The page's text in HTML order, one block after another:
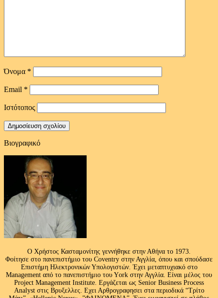
Όνομα *
Email *
Ιστότοπος
Βιογραφικό
Ο Χρήστος Κασταμονίτης γεννήθηκε στην Αθήνα το 1973.
Φοίτησε στο πανεπιστήμιο του Coventry στην Αγγλία, όπου και σπούδασε
Επιστήμη Ηλεκτρονικών Υπολογιστών. Έχει μεταπτυχιακό στο
Management από το πανεπιστήμιο του Υork στην Αγγλία. Είναι μέλος του
Project Management Institute. Εργάζεται ως Senior Business Process
Analyst στις Βρυξελλες. Εχει Αρθρογραφησει στα περιοδικά “Τρίτο